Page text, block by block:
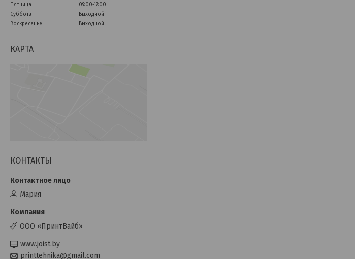
Пятница
09:00-17:00
Суббота
Выходной
Воскресенье
Выходной
КАРТА
КОНТАКТЫ
Мария
ООО «ПринтВайб»
www.joist.by
printtehnika@gmail.com